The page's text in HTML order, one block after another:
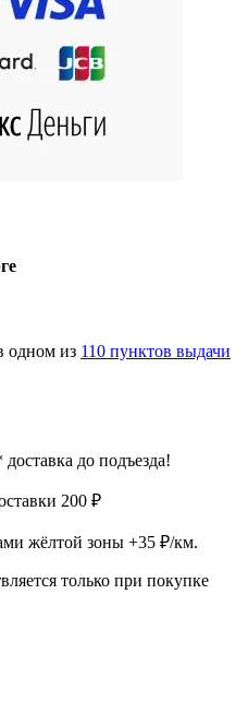
одном из 110 пунктов выдачи
доставка до подъезда!
200 ₽
жёлтой зоны +35 ₽/км.
только при покупке